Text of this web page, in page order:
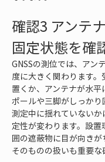
確認3 アンテ
固定状態を確
GNSSの測位では、アン
度に大きく関わります
置くか、アンテナが水平
ポールや三脚がしっかり
測定中に揺れていない
定性が変わります。設置
囲の遮蔽物に目が向き
そのものの扱いも重要な